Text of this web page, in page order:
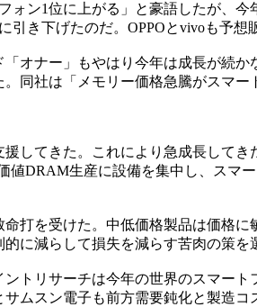
ン1位に上がる」と豪語したが、今
き下げたのだ。OPPOとvivoも予想
オナー」もやはり今年は成長が続
同社は「メモリー価格急騰がスマ
してきた。これにより急成長して
DRAM生産に設備を集中し、スマ
打を受けた。中低価格製品は価格
に減らして損失を減らす苦肉の策を
トリサーチは今年の世界のスマー
ムスン電子も前方需要鈍化と製造コ